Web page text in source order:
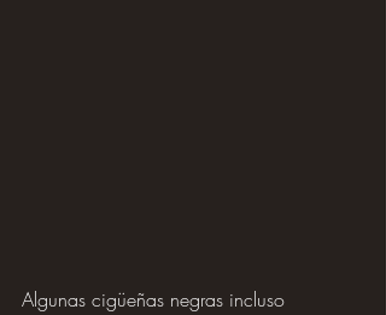
Algunas cigüeñas negras incluso